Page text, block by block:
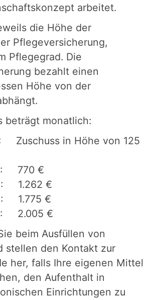
arbeitet.
die Höhe der
Pflegeversicherung,
Pflegegrad. Die
bezahlt einen
Höhe von der
beträgt monatlich:
Zuschuss in Höhe von 125
770 €
1.262 €
1.775 €
2.005 €
beim Ausfüllen von
stellen den Kontakt zur
her, falls Ihre eigenen Mittel
den Aufenthalt in
Einrichtungen zu